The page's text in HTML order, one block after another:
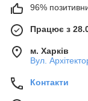
96%
Працює з
м. Харків
Вул.
Контакти